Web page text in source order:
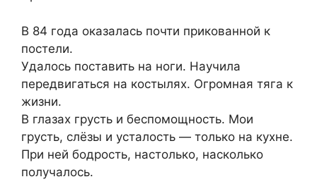
В 84 года оказалась почти прикованной к
постели.
Удалось поставить на ноги. Научила
передвигаться на костылях. Огромная тяга к
жизни.
В глазах грусть и беспомощность. Мои
грусть, слёзы и усталость — только на кухне.
При ней бодрость, настолько, насколько
получалось.